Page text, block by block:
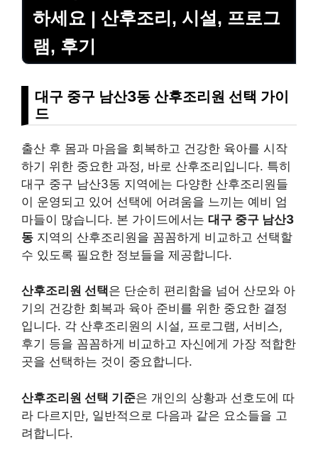
하세요 | 산후조리, 시설, 프로그
램, 후기
대구 중구 남산3동 산후조리원 선택 가이
드
출산 후 몸과 마음을 회복하고 건강한 육아를 시작
하기 위한 중요한 과정, 바로 산후조리입니다. 특히
대구 중구 남산3동 지역에는 다양한 산후조리원들
이 운영되고 있어 선택에 어려움을 느끼는 예비 엄
마들이 많습니다. 본 가이드에서는 대구 중구 남산3
동 지역의 산후조리원을 꼼꼼하게 비교하고 선택할
수 있도록 필요한 정보들을 제공합니다.
산후조리원 선택은 단순히 편리함을 넘어 산모와 아
기의 건강한 회복과 육아 준비를 위한 중요한 결정
입니다. 각 산후조리원의 시설, 프로그램, 서비스,
후기 등을 꼼꼼하게 비교하고 자신에게 가장 적합한
곳을 선택하는 것이 중요합니다.
산후조리원 선택 기준은 개인의 상황과 선호도에 따
라 다르지만, 일반적으로 다음과 같은 요소들을 고
려합니다.